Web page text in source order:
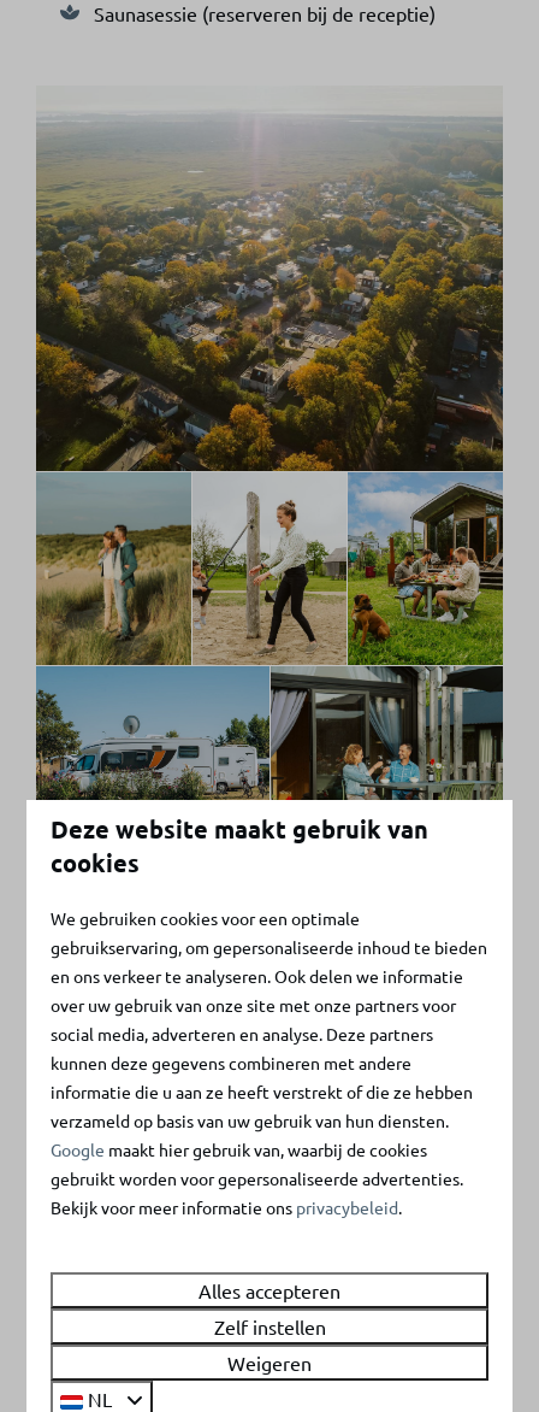
Saunasessie (reserveren bij de receptie)
Maak september
memorabel: leuke dingen
om te doen
Op slechts 900 meter wandelenvanaf ons
vakantiepark in Zuid-Hollandsta je op het strand. En met
een beetje geluk biedt september het perfect weer om
een verfrissende duik te nemen! Of maak een heerlijke
strandwandeling en geniet van een pauze in een van de
gezellige strandtentjes. Tevens biedt ons vakantiepark
je terug op ons vakantiepark en kun je gebruikmaken
van onze faciliteiten. Geniet van een hapje en drankje bij
Bistro Skål, neem een duik in de natuurlijke zwemvijver
of komt tot rust tijdens een saunasessie.
Deze website maakt gebruik van
cookies
We gebruiken cookies voor een optimale
gebruikservaring, om gepersonaliseerde inhoud te bieden
en ons verkeer te analyseren. Ook delen we informatie
over uw gebruik van onze site met onze partners voor
social media, adverteren en analyse. Deze partners
kunnen deze gegevens combineren met andere
informatie die u aan ze heeft verstrekt of die ze hebben
verzameld op basis van uw gebruik van hun diensten.
Google maakt hier gebruik van, waarbij de cookies
gebruikt worden voor gepersonaliseerde advertenties.
Bekijk voor meer informatie ons privacybeleid.
Alles accepteren
Zelf instellen
Weigeren
NL